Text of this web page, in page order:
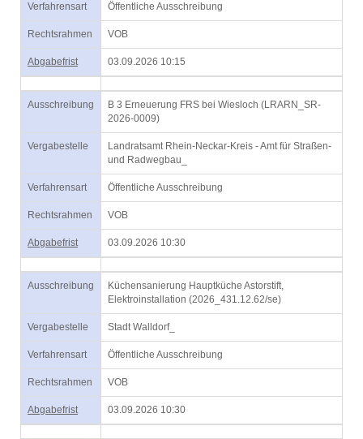
Verfahrensart Öffentliche Ausschreibung
Rechtsrahmen VOB
Abgabefrist 03.09.2026 10:15
Ausschreibung
B 3 Erneuerung FRS bei Wiesloch (LRARN_SR-
2026-0009)
Vergabestelle
Landratsamt Rhein-Neckar-Kreis - Amt für Straßen-
und Radwegbau_
Verfahrensart Öffentliche Ausschreibung
Rechtsrahmen VOB
Abgabefrist 03.09.2026 10:30
Ausschreibung
Küchensanierung Hauptküche Astorstift,
Elektroinstallation (2026_431.12.62/se)
Vergabestelle Stadt Walldorf_
Verfahrensart Öffentliche Ausschreibung
Rechtsrahmen VOB
Abgabefrist 03.09.2026 10:30